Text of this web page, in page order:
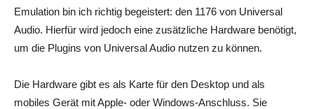
Emulation bin ich richtig begeistert: den 1176 von Universal
Audio. Hierfür wird jedoch eine zusätzliche Hardware benötigt,
um die Plugins von Universal Audio nutzen zu können.
Die Hardware gibt es als Karte für den Desktop und als
mobiles Gerät mit Apple- oder Windows-Anschluss. Sie